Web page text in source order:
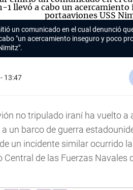
un comunicado en el cual denunció
"un acercamiento inseguro y poco
13:47
no tripulado iraní ha vuelto a
un barco de guerra
un incidente similar ocurrido
Central de las Fuerzas Navales